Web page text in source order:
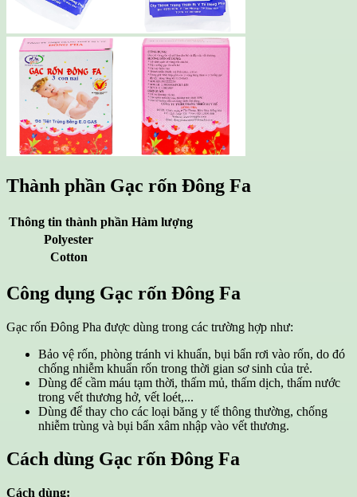
Thành phần Gạc rốn Đông Fa
Thông tin thành phần Hàm lượng
Polyester
Cotton
Công dụng Gạc rốn Đông Fa
Gạc rốn Đông Pha được dùng trong các trường hợp như:
Bảo vệ rốn, phòng tránh vi khuẩn, bụi bẩn rơi vào rốn, do đó
chống nhiễm khuẩn rốn trong thời gian sơ sinh của trẻ.
Dùng để cầm máu tạm thời, thấm mủ, thấm dịch, thấm nước
trong vết thương hở, vết loét,...
Dùng để thay cho các loại băng y tế thông thường, chống
nhiễm trùng và bụi bẩn xâm nhập vào vết thương.
Cách dùng Gạc rốn Đông Fa
Cách dùng: